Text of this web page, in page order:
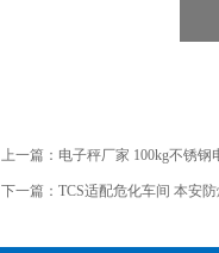
上一篇： 电子秤厂家 100kg不锈钢
下一篇： TCS适配危化车间 本安